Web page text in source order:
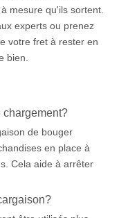
mesure qu'ils sortent.
experts ou prenez
votre fret à rester en
bien.
chargement?
de bouger
en place à
Cela aide à arrêter